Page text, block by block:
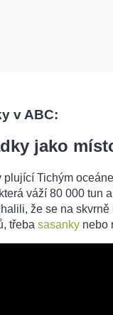
v ABC:
jako
plující Tichým
váží 80 000 tun
že se na
třeba sasanky nebo